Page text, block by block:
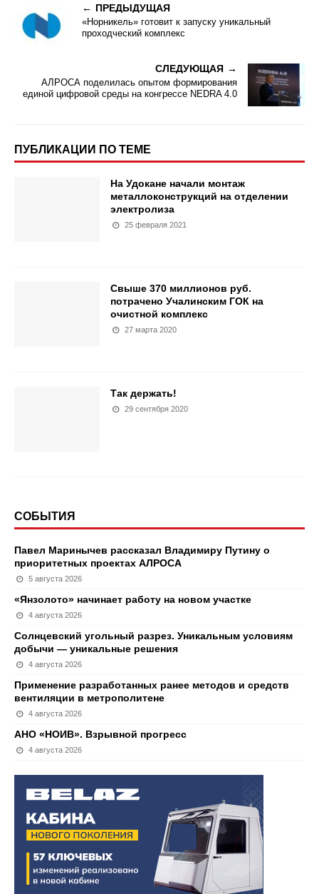
ПРЕДЫДУЩАЯ
«Норникель» готовит к запуску уникальный
проходческий комплекс
СЛЕДУЮЩАЯ
АЛРОСА поделилась опытом формирования
единой цифровой среды на конгрессе NEDRA 4.0
ПУБЛИКАЦИИ ПО ТЕМЕ
На Удокане начали монтаж
металлоконструкций на отделении
электролиза
25 февраля 2021
Свыше 370 миллионов руб.
потрачено Учалинским ГОК на
очистной комплекс
27 марта 2020
Так держать!
29 сентября 2020
СОБЫТИЯ
Павел Маринычев рассказал Владимиру Путину о
приоритетных проектах АЛРОСА
5 августа 2026
«Янзолото» начинает работу на новом участке
4 августа 2026
Солнцевский угольный разрез. Уникальным условиям
добычи — уникальные решения
4 августа 2026
Применение разработанных ранее методов и средств
вентиляции в метрополитене
4 августа 2026
АНО «НОИВ». Взрывной прогресс
4 августа 2026